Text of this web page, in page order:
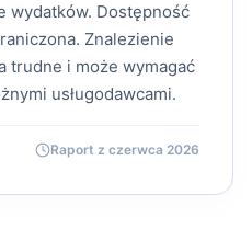
wydatków. Dostępność
Znalezienie
trudne i może wymagać
usługodawcami.
Raport z czerwca 2026